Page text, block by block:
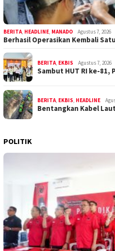
BERITA, HEADLINE, MANADO Agustus 7, 2026
Berhasil Operasikan Kembali
BERITA, EKBIS Agustus 7, 2026
Sambut HUT RI ke-
BERITA, EKBIS, HEADLINE
Bentangkan Kabel
POLITIK